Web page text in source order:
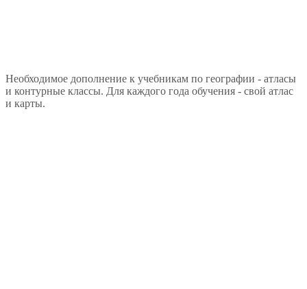
Необходимое дополнение к учебникам по географии - атласы
и контурные классы. Для каждого года обучения - свой атлас
и карты.